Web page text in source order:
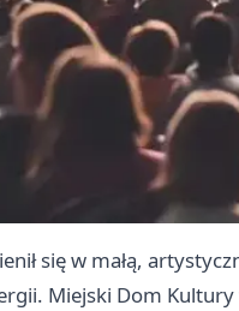
się w małą,
Miejski Dom